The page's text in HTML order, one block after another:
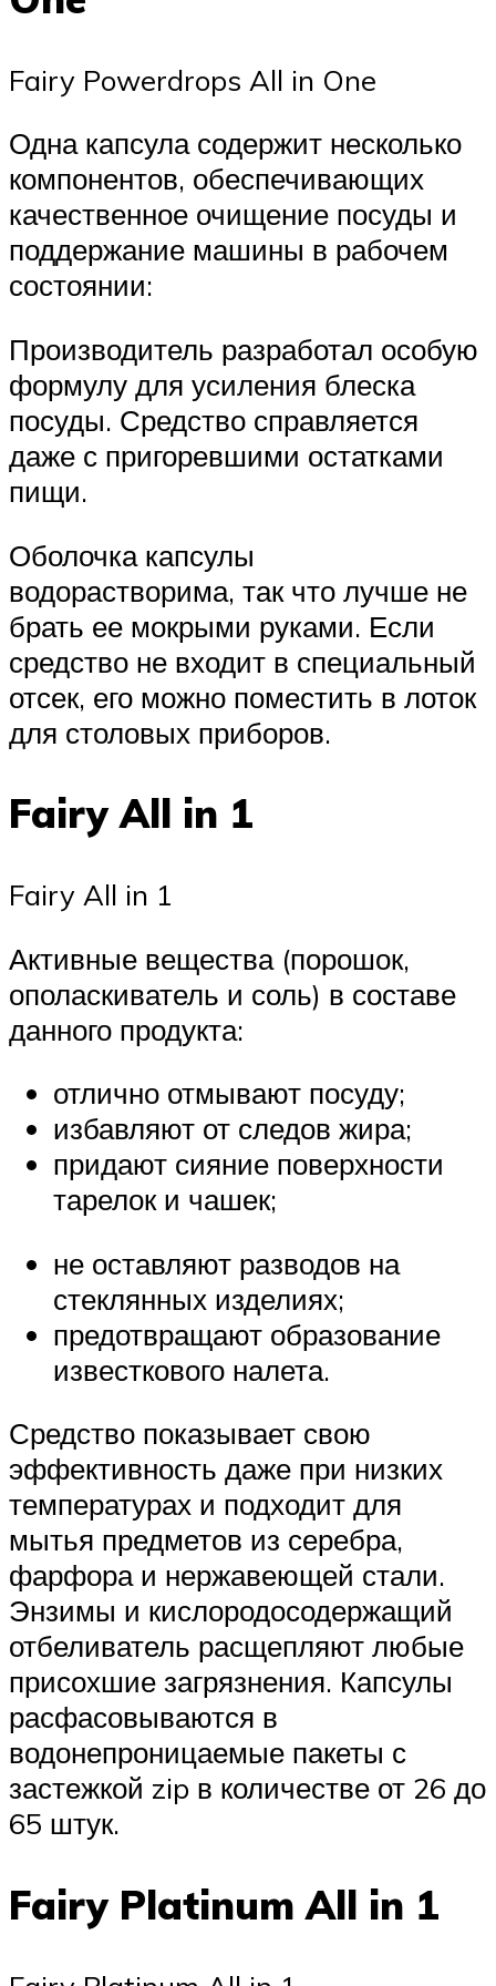
Fairy Powerdrops All in One
Одна капсула содержит несколько
компонентов, обеспечивающих
качественное очищение посуды и
поддержание машины в рабочем
состоянии:
Производитель разработал особую
формулу для усиления блеска
посуды. Средство справляется
даже с пригоревшими остатками
пищи.
Оболочка капсулы
водорастворима, так что лучше не
брать ее мокрыми руками. Если
средство не входит в специальный
отсек, его можно поместить в лоток
для столовых приборов.
Fairy All in 1
Fairy All in 1
Активные вещества (порошок,
ополаскиватель и соль) в составе
данного продукта:
отлично отмывают посуду;
избавляют от следов жира;
придают сияние поверхности
тарелок и чашек;
не оставляют разводов на
стеклянных изделиях;
предотвращают образование
известкового налета.
Средство показывает свою
эффективность даже при низких
температурах и подходит для
мытья предметов из серебра,
фарфора и нержавеющей стали.
Энзимы и кислородосодержащий
отбеливатель расщепляют любые
присохшие загрязнения. Капсулы
расфасовываются в
водонепроницаемые пакеты с
застежкой zip в количестве от 26 до
65 штук.
Fairy Platinum All in 1